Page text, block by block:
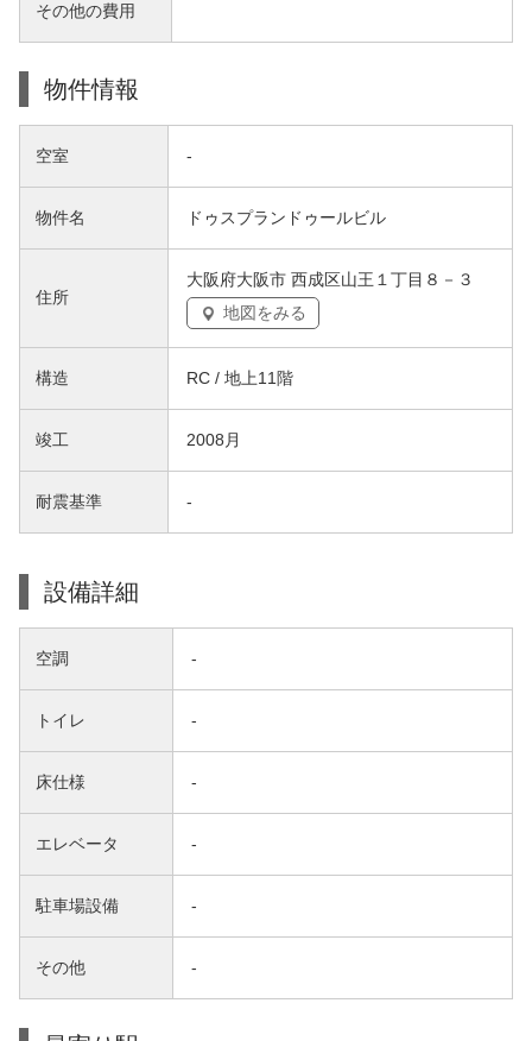
その他の費用
物件情報
空室 -
物件名 ドゥスプランドゥールビル
住所
大阪府大阪市 西成区山王１丁目８－３
地図をみる
構造 RC / 地上11階
竣工 2008月
耐震基準 -
設備詳細
空調 -
トイレ -
床仕様 -
エレベータ -
駐車場設備 -
その他 -